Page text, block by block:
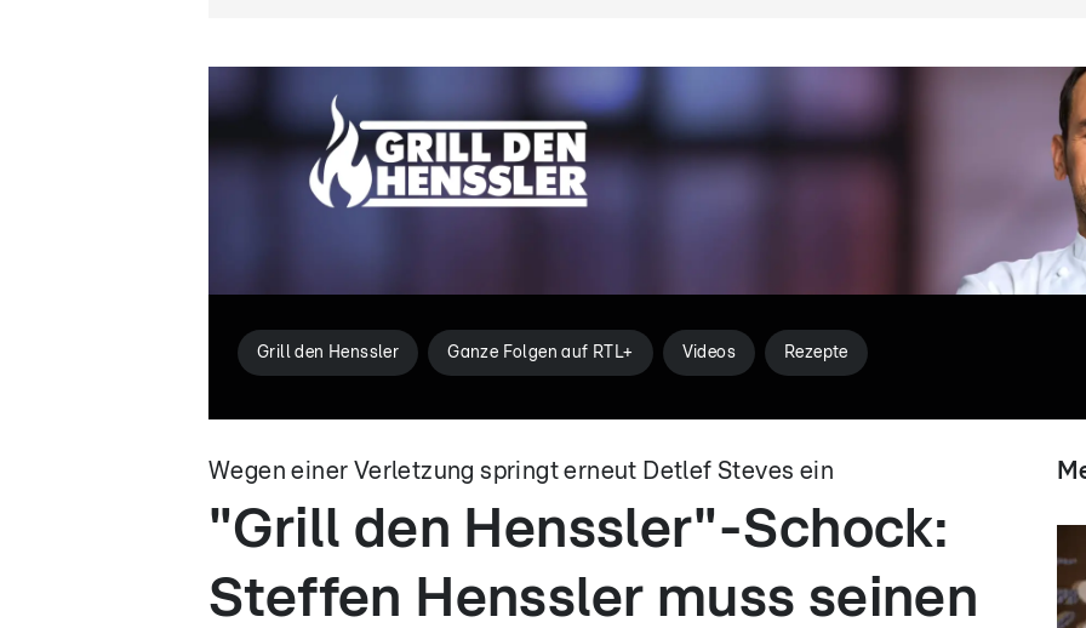
Grill den Henssler Ganze Folgen auf RTL+ Videos Rezepte
Wegen einer Verletzung springt erneut Detlef Steves ein
"Grill den Henssler"-Schock:
Steffen Henssler muss seinen